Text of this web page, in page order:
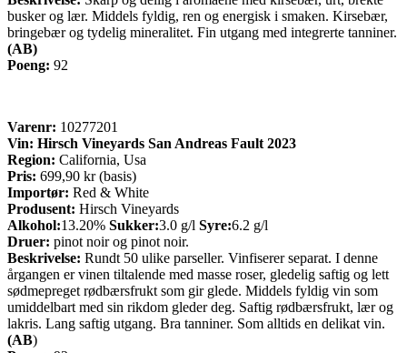
busker og lær. Middels fyldig, ren og energisk i smaken. Kirsebær,
bringebær og tydelig mineralitet. Fin utgang med integrerte tanniner.
(AB)
Poeng: 92
Varenr: 10277201
Vin: Hirsch Vineyards San Andreas Fault 2023
Region: California, Usa
Pris: 699,90 kr (basis)
Importør: Red & White
Produsent: Hirsch Vineyards
Alkohol:13.20% Sukker:3.0 g/l Syre:6.2 g/l
Druer: pinot noir og pinot noir.
Beskrivelse: Rundt 50 ulike parseller. Vinfiserer separat. I denne
årgangen er vinen tiltalende med masse roser, gledelig saftig og lett
sødmepreget rødbærsfrukt som gir glede. Middels fyldig vin som
umiddelbart med sin rikdom gleder deg. Saftig rødbærsfrukt, lær og
lakris. Lang saftig utgang. Bra tanniner. Som alltids en delikat vin.
(AB)